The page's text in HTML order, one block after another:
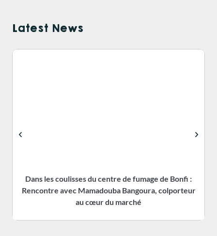
Latest News
Dans les coulisses du centre de fumage de Bonfi :
Rencontre avec Mamadouba Bangoura, colporteur
au cœur du marché